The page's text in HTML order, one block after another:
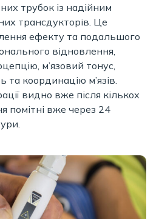
трубок із надійним
трансдукторів. Це
ефекту та подальшого
відновлення,
м’язовий тонус,
та координацію м’язів.
видно вже після кількох
помітні вже через 24